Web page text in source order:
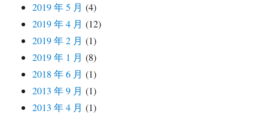
2019 年 5 月 (4)
2019 年 4 月 (12)
2019 年 2 月 (1)
2019 年 1 月 (8)
2018 年 6 月 (1)
2013 年 9 月 (1)
2013 年 4 月 (1)